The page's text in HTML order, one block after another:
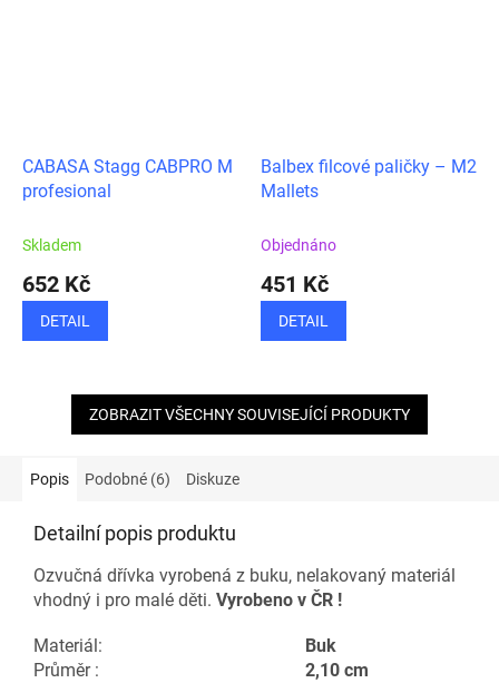
CABASA Stagg CABPRO M
profesional
Skladem
652 Kč
DETAIL
Balbex filcové paličky – M2
Mallets
Objednáno
451 Kč
DETAIL
ZOBRAZIT VŠECHNY SOUVISEJÍCÍ PRODUKTY
Popis Podobné (6) Diskuze
Detailní popis produktu
Ozvučná dřívka vyrobená z buku, nelakovaný materiál
vhodný i pro malé děti. Vyrobeno v ČR !
Materiál:
Buk
Průměr :
2,10 cm